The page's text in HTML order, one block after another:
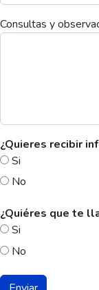
Consultas y
¿Quieres recibir
Si
No
¿Quiéres que te
Si
No